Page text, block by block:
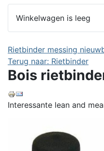
Winkelwagen is leeg
Rietbinder messing nieuw
Terug naar: Rietbinder
Bois
Interessante lean and